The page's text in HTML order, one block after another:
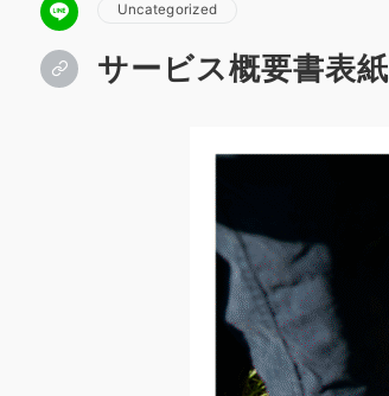
Uncategorized
サービス概要書表紙